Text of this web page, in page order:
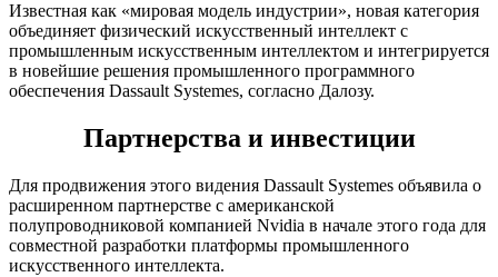
Известная как «мировая модель индустрии», новая категория
объединяет физический искусственный интеллект с
промышленным искусственным интеллектом и интегрируется
в новейшие решения промышленного программного
обеспечения Dassault Systemes, согласно Далозу.
Партнерства и инвестиции
Для продвижения этого видения Dassault Systemes объявила о
расширенном партнерстве с американской
полупроводниковой компанией Nvidia в начале этого года для
совместной разработки платформы промышленного
искусственного интеллекта.